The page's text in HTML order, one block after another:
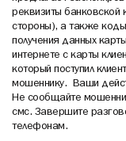
реквизиты банковской
стороны), а также
получения данных
интернете с карты
который поступил
мошеннику. Ваши
Не сообщайте
смс. Завершите
телефонам.